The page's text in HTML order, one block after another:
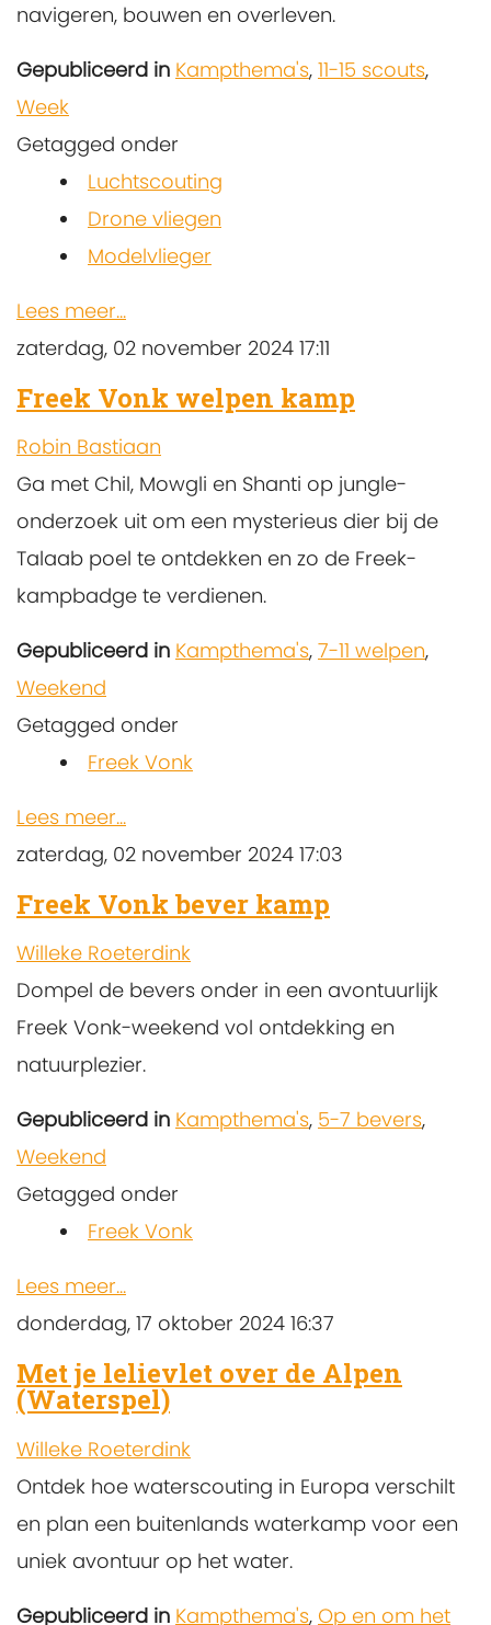
navigeren, bouwen en overleven.
Gepubliceerd in Kampthema's, 11-15 scouts,
Week
Getagged onder
Luchtscouting
Drone vliegen
Modelvlieger
Lees meer...
zaterdag, 02 november 2024 17:11
Freek Vonk welpen kamp
Robin Bastiaan
Ga met Chil, Mowgli en Shanti op jungle-
onderzoek uit om een mysterieus dier bij de
Talaab poel te ontdekken en zo de Freek-
kampbadge te verdienen.
Gepubliceerd in Kampthema's, 7-11 welpen,
Weekend
Getagged onder
Freek Vonk
Lees meer...
zaterdag, 02 november 2024 17:03
Freek Vonk bever kamp
Willeke Roeterdink
Dompel de bevers onder in een avontuurlijk
Freek Vonk-weekend vol ontdekking en
natuurplezier.
Gepubliceerd in Kampthema's, 5-7 bevers,
Weekend
Getagged onder
Freek Vonk
Lees meer...
donderdag, 17 oktober 2024 16:37
Met je lelievlet over de Alpen
(Waterspel)
Willeke Roeterdink
Ontdek hoe waterscouting in Europa verschilt
en plan een buitenlands waterkamp voor een
uniek avontuur op het water.
Gepubliceerd in Kampthema's, Op en om het